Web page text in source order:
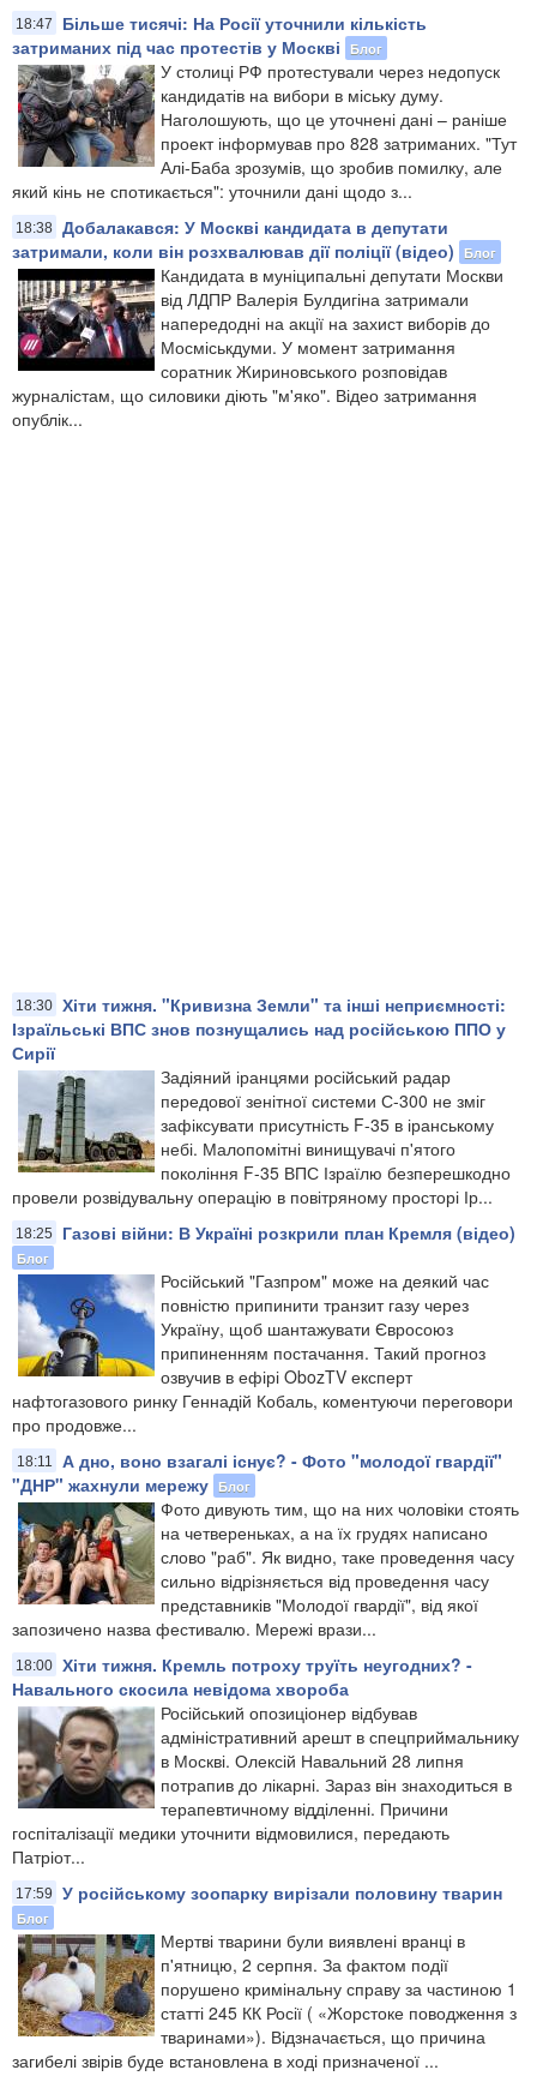
18:47
Більше тисячі: На Росії уточнили кількість
затриманих під час протестів у Москві
Блог
У столиці РФ протестували через недопуск
кандидатів на вибори в міську думу.
Наголошують, що це уточнені дані – раніше
проект інформував про 828 затриманих. "Тут
Алі-Баба зрозумів, що зробив помилку, але
який кінь не спотикається": уточнили дані щодо з...
18:38 Добалакався: У Москві кандидата в депутати
затримали, коли він розхвалював дії поліції (відео)
Блог
Кандидата в муніципальні депутати Москви
від ЛДПР Валерія Булдигіна затримали
напередодні на акції на захист виборів до
Мосміськдуми. У момент затримання
соратник Жириновського розповідав
журналістам, що силовики діють "м'яко". Відео затримання
опублік...
18:30 Хіти тижня. "Кривизна Земли" та інші неприємності:
Ізраїльські ВПС знов познущались над російською ППО у
Сирії
Задіяний іранцями російський радар
передової зенітної системи С-300 не зміг
зафіксувати присутність F-35 в іранському
небі. Малопомітні винищувачі п'ятого
покоління F-35 ВПС Ізраїлю безперешкодно
провели розвідувальну операцію в повітряному просторі Ір...
18:25 Газові війни: В Україні розкрили план Кремля (відео)
Блог
Російський "Газпром" може на деякий час
повністю припинити транзит газу через
Україну, щоб шантажувати Євросоюз
припиненням постачання. Такий прогноз
озвучив в ефірі ObozTV експерт
нафтогазового ринку Геннадій Кобаль, коментуючи переговори
про продовже...
18:11
А дно, воно взагалі існує? - Фото "молодої гвардії"
"ДНР" жахнули мережу Блог
Фото дивують тим, що на них чоловіки стоять
на четвереньках, а на їх грудях написано
слово "раб". Як видно, таке проведення часу
сильно відрізняється від проведення часу
представників "Молодої гвардії", від якої
запозичено назва фестивалю. Мережі врази...
18:00 Хіти тижня. Кремль потроху труїть неугодних? -
Навального скосила невідома хвороба
Російський опозиціонер відбував
адміністративний арешт в спецприймальнику
в Москві. Олексій Навальний 28 липня
потрапив до лікарні. Зараз він знаходиться в
терапевтичному відділенні. Причини
госпіталізації медики уточнити відмовилися, передають
Патріот...
17:59 У російському зоопарку вирізали половину тварин
Блог
Мертві тварини були виявлені вранці в
п'ятницю, 2 серпня. За фактом події
порушено кримінальну справу за частиною 1
статті 245 КК Росії ( «Жорстоке поводження з
тваринами»). Відзначається, що причина
загибелі звірів буде встановлена в ході призначеної ...